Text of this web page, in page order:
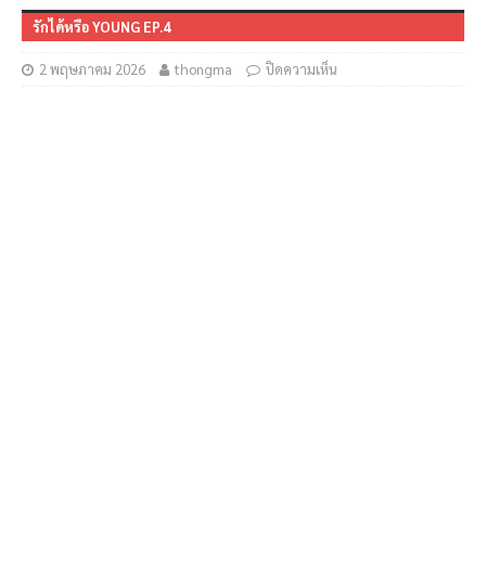
รักได้หรือ YOUNG EP.4
2 พฤษภาคม 2026 thongma ปิดความเห็น